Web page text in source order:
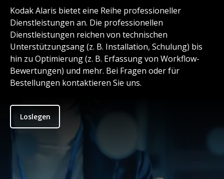
Kodak Alaris bietet eine Reihe professioneller
Dienstleistungen an. Die professionellen
Dienstleistungen reichen von technischen
Unterstützungsang (z. B. Installation, Schulung) bis
hin zu Optimierung (z. B. Erfassung von Workflow-
Bewertungen) und mehr. Bei Fragen oder für
Bestellungen kontaktieren Sie uns.
Loslegen